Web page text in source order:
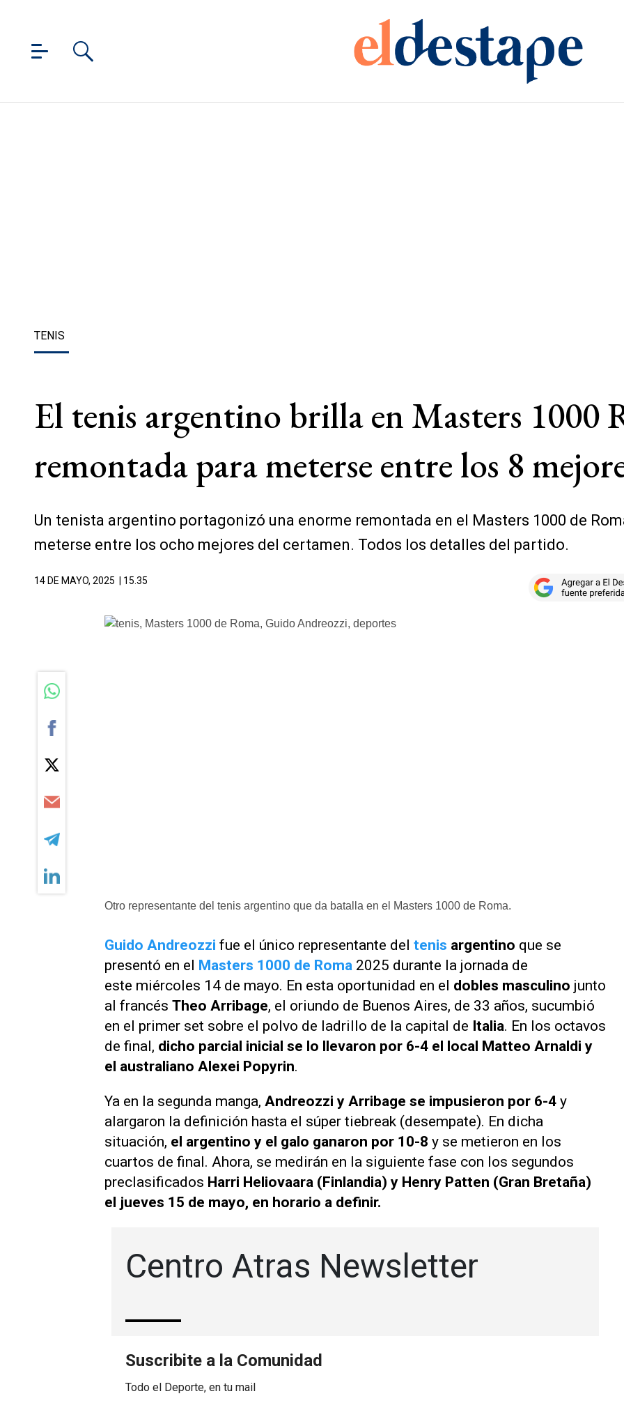
TENIS
El tenis argentino brilla en Masters 1000
remontada para meterse entre los 8
Un tenista argentino portagonizó una enorme remontada en el Masters 1000 de
meterse entre los ocho mejores del certamen. Todos los detalles del partido.
14 DE MAYO, 2025 | 15.35
Otro representante del tenis argentino que da batalla en el Masters 1000 de Roma.
Guido Andreozzi fue el único representante del tenis argentino que se
presentó en el Masters 1000 de Roma 2025 durante la jornada de
este miércoles 14 de mayo. En esta oportunidad en el dobles masculino junto
al francés Theo Arribage, el oriundo de Buenos Aires, de 33 años, sucumbió
en el primer set sobre el polvo de ladrillo de la capital de Italia. En los octavos
de final, dicho parcial inicial se lo llevaron por 6-4 el local Matteo Arnaldi y
el australiano Alexei Popyrin.
Ya en la segunda manga, Andreozzi y Arribage se impusieron por 6-4 y
alargaron la definición hasta el súper tiebreak (desempate). En dicha
situación, el argentino y el galo ganaron por 10-8 y se metieron en los
cuartos de final. Ahora, se medirán en la siguiente fase con los segundos
preclasificados Harri Heliovaara (Finlandia) y Henry Patten (Gran Bretaña)
el jueves 15 de mayo, en horario a definir.